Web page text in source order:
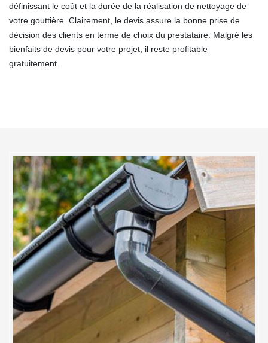
définissant le coût et la durée de la réalisation de nettoyage de
votre gouttière. Clairement, le devis assure la bonne prise de
décision des clients en terme de choix du prestataire. Malgré les
bienfaits de devis pour votre projet, il reste profitable
gratuitement.